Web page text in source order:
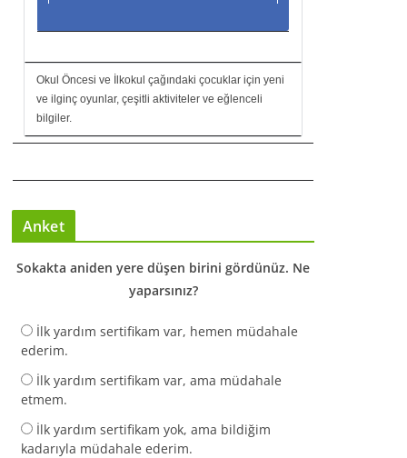
Okul Öncesi ve İlkokul çağındaki çocuklar için yeni
ve ilginç oyunlar, çeşitli aktiviteler ve eğlenceli
bilgiler.
Anket
Sokakta aniden yere düşen birini gördünüz. Ne
yaparsınız?
İlk yardım sertifikam var, hemen müdahale
ederim.
İlk yardım sertifikam var, ama müdahale
etmem.
İlk yardım sertifikam yok, ama bildiğim
kadarıyla müdahale ederim.